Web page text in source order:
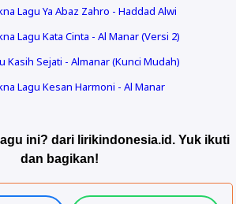
Lagu Ya Abaz Zahro - Haddad Alwi
Lagu Kata Cinta - Al Manar (Versi 2)
Kasih Sejati - Almanar (Kunci Mudah)
Lagu Kesan Harmoni - Al Manar
ini? dari lirikindonesia.id. Yuk ikuti
dan bagikan!